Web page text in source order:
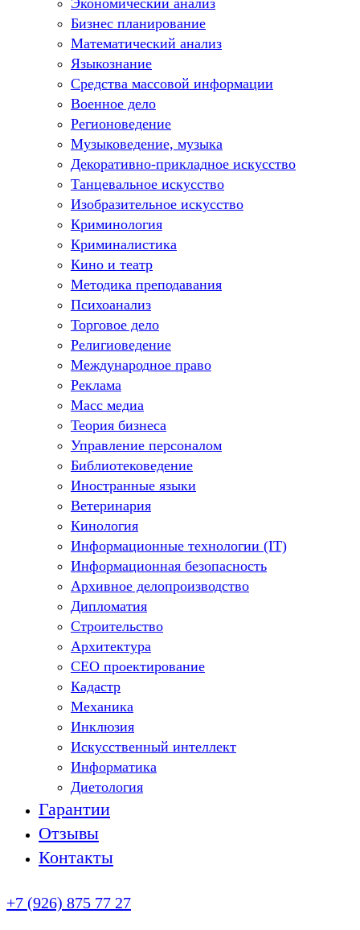
Экономический анализ
Бизнес планирование
Математический анализ
Языкознание
Средства массовой информации
Военное дело
Регионоведение
Музыковедение, музыка
Декоративно-прикладное искусство
Танцевальное искусство
Изобразительное искусство
Криминология
Криминалистика
Кино и театр
Методика преподавания
Психоанализ
Торговое дело
Религиоведение
Международное право
Реклама
Масс медиа
Теория бизнеса
Управление персоналом
Библиотековедение
Иностранные языки
Ветеринария
Кинология
Информационные технологии (IT)
Информационная безопасность
Архивное делопроизводство
Дипломатия
Строительство
Архитектура
СЕО проектирование
Кадастр
Механика
Инклюзия
Искусственный интеллект
Информатика
Диетология
Гарантии
Отзывы
Контакты
+7 (926) 875 77 27